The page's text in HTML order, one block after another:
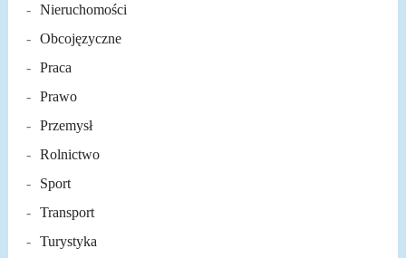
Nieruchomości
Obcojęzyczne
Praca
Prawo
Przemysł
Rolnictwo
Sport
Transport
Turystyka